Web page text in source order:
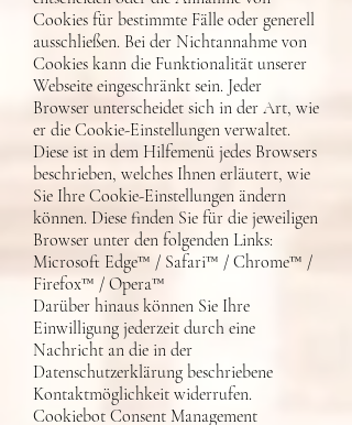
Cookies für bestimmte Fälle oder generell
ausschließen. Bei der Nichtannahme von
Cookies kann die Funktionalität unserer
Webseite eingeschränkt sein. Jeder
Browser unterscheidet sich in der Art, wie
er die Cookie-Einstellungen verwaltet.
Diese ist in dem Hilfemenü jedes Browsers
beschrieben, welches Ihnen erläutert, wie
Sie Ihre Cookie-Einstellungen ändern
können. Diese finden Sie für die jeweiligen
Browser unter den folgenden Links:
Microsoft Edge™ / Safari™ / Chrome™ /
Firefox™ / Opera™
Darüber hinaus können Sie Ihre
Einwilligung jederzeit durch eine
Nachricht an die in der
Datenschutzerklärung beschriebene
Kontaktmöglichkeit widerrufen.
Cookiebot Consent Management